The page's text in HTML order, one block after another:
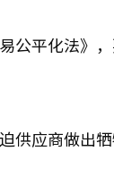
公平化法》
供应商做出